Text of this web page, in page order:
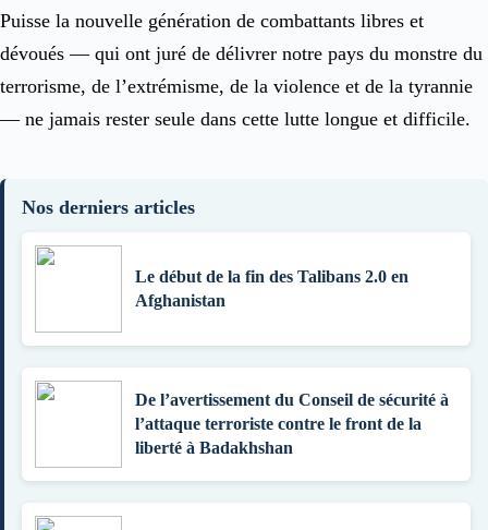
Puisse la nouvelle génération de combattants libres et
dévoués — qui ont juré de délivrer notre pays du monstre du
terrorisme, de l’extrémisme, de la violence et de la tyrannie
— ne jamais rester seule dans cette lutte longue et difficile.
Nos derniers articles
Le début de la fin des Talibans 2.0 en
Afghanistan
De l’avertissement du Conseil de sécurité à
l’attaque terroriste contre le front de la
liberté à Badakhshan